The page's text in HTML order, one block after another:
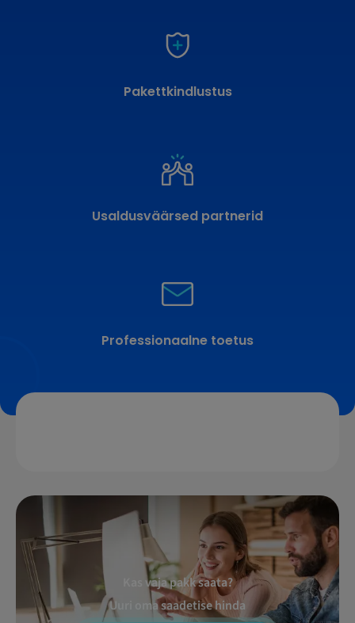
Pakettkindlustus
Usaldusväärsed partnerid
Professionaalne toetus
Kas vaja pakk saata?
Uuri oma saadetise hinda